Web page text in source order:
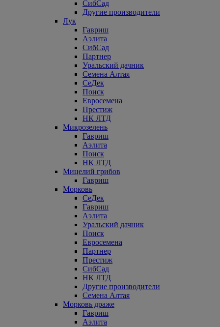
СибСад
Другие производители
Лук
Гавриш
Аэлита
СибСад
Партнер
Уральский дачник
Семена Алтая
СеДек
Поиск
Евросемена
Престиж
НК ЛТД
Микрозелень
Гавриш
Аэлита
Поиск
НК ЛТД
Мицелий грибов
Гавриш
Морковь
СеДек
Гавриш
Аэлита
Уральский дачник
Поиск
Евросемена
Партнер
Престиж
СибСад
НК ЛТД
Другие производители
Семена Алтая
Морковь драже
Гавриш
Аэлита